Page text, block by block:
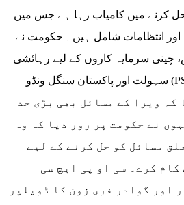
کرنے میں کامیاب رہا ہے جس میں
انتظامات شامل ہیں۔ حکومت نے
چینی سرمایہ کاروں کے لیے رہائشی
سہولت اور پاکستان سنگل ونڈو (PSW) کا ایک ڈیسک قائم
کہ ویزا کے مسائل بھی بڑی حد
نے حکومت پر زور دیا کہ وہ
مسائل کو حل کرنے کے لیے
کام کرے۔ سی او پی ایچ سی
اور گوادر فری زون کا ڈویلپر